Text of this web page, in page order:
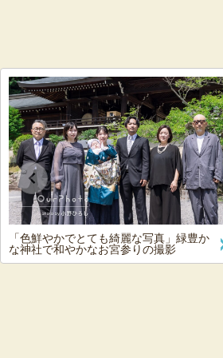
「色鮮やかでとても綺麗な写真」緑豊か
な神社で和やかなお宮参りの撮影